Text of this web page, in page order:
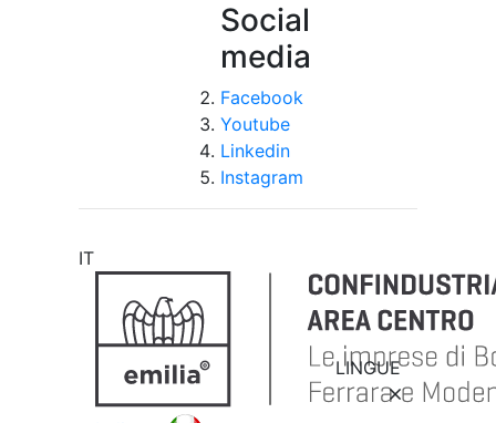
Social
media
Facebook
Youtube
Linkedin
Instagram
IT
LINGUE